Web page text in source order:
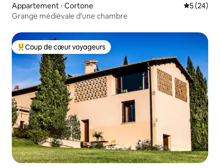
Appartement ⋅ Cortone
5 (24)
Grange médiévale d'une chambre
Coups de cœur voyageurs les plus appréciés
Coup de cœur voyageurs